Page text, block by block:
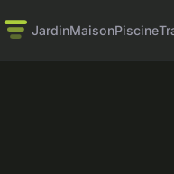
JardinMaisonPiscine